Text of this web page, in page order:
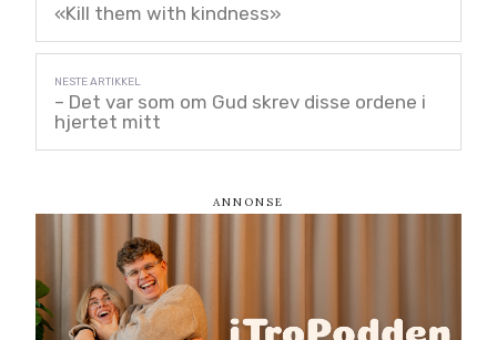
«Kill them with kindness»
– Det var som om Gud skrev disse ordene i
hjertet mitt